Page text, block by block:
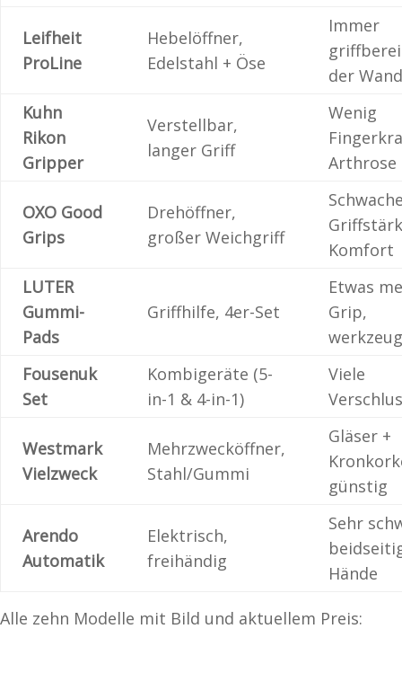
Leifheit
ProLine
Hebelöffner,
Edelstahl + Öse
Immer
der Wand
Kuhn
Rikon
Gripper
Verstellbar,
langer Griff
Wenig
Arthrose
OXO Good
Grips
Drehöffner,
großer Weichgriff
Komfort
LUTER
Gummi-
Pads
Griffhilfe, 4er-Set
Etwas
Grip,
Fousenuk
Set
Kombigeräte (5-
in-1 & 4-in-1)
Viele
Westmark
Vielzweck
Mehrzwecköffner,
Stahl/Gummi
Gläser +
günstig
Arendo
Automatik
Elektrisch,
freihändig
Sehr
Hände
Alle zehn Modelle mit Bild und aktuellem Preis: